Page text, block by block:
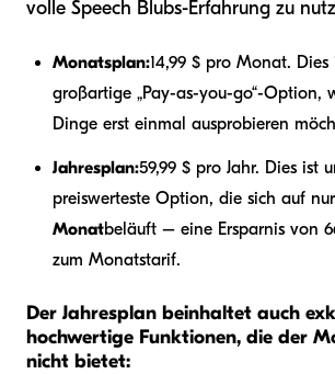
volle Speech Blubs-Erfahrung zu
Monatsplan:14,99 $ pro Monat. Dies
großartige „Pay-as-you-go“-Option,
Dinge erst einmal ausprobieren
Jahresplan:59,99 $ pro Jahr. Dies ist
preiswerteste Option, die sich auf nur
Monatbeläuft – eine Ersparnis von
zum Monatstarif.
Der Jahresplan beinhaltet auch
hochwertige Funktionen, die der
nicht bietet: